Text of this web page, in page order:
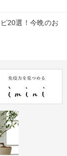
20選！今晩のお